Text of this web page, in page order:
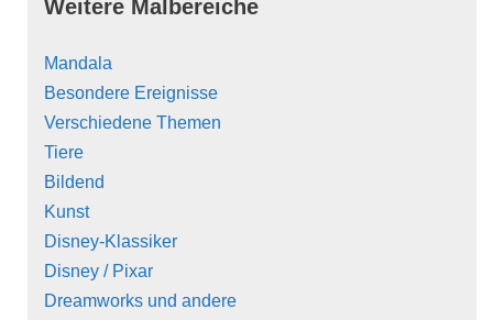
Weitere Malbereiche
Mandala
Besondere Ereignisse
Verschiedene Themen
Tiere
Bildend
Kunst
Disney-Klassiker
Disney / Pixar
Dreamworks und andere